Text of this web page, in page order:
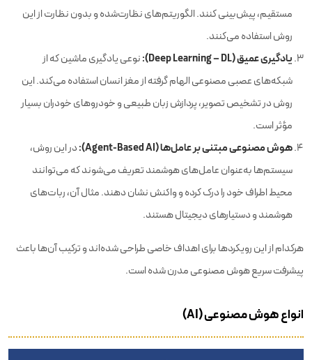
مستقیم، پیش‌بینی کنند. الگوریتم‌های نظارت‌شده و بدون نظارت از این
روش استفاده می‌کنند.
یادگیری عمیق (Deep Learning – DL):
نوعی یادگیری ماشین که از
شبکه‌های عصبی مصنوعی الهام گرفته از مغز انسان استفاده می‌کند. این
روش در تشخیص تصویر، پردازش زبان طبیعی و خودروهای خودران بسیار
مؤثر است.
هوش مصنوعی مبتنی بر عامل‌ها (Agent-Based AI):
در این روش،
سیستم‌ها به‌عنوان عامل‌های هوشمند تعریف می‌شوند که می‌توانند
محیط اطراف خود را درک کرده و واکنش نشان دهند. مثال آن، ربات‌های
هوشمند و دستیارهای دیجیتال هستند.
هرکدام از این رویکردها برای اهداف خاصی طراحی شده‌اند و ترکیب آن‌ها باعث
پیشرفت سریع هوش مصنوعی مدرن شده است.
انواع هوش مصنوعی (AI)